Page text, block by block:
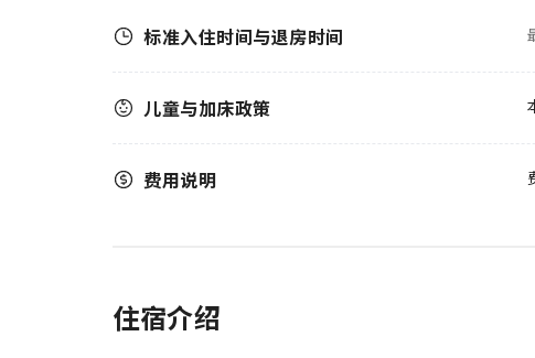
标准入住时间与退房时间
儿童与加床政策
费用说明
住宿介绍